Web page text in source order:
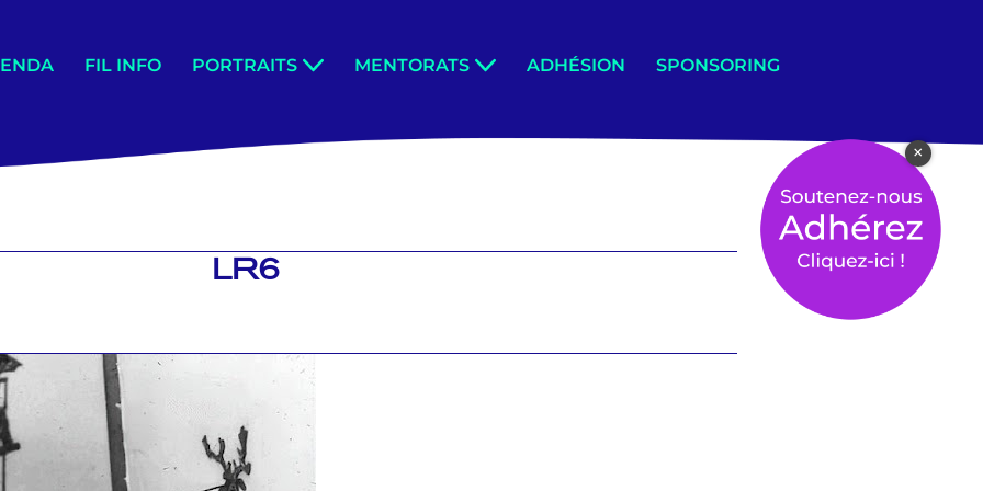
FIL INFO PORTRAITS MENTORATS ADHÉSION SPONSORING
LR6
×